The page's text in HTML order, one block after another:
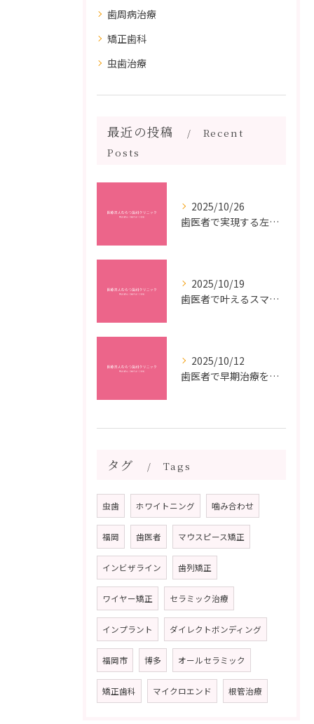
歯周病治療
矯正歯科
虫歯治療
最近の投稿
Recent
Posts
2025/10/26
歯医者で実現する左右対称治療のポイントと矯正治療選びの疑問解決ガイド
2025/10/19
歯医者で叶えるスマイルメイクオーバーなら福岡県福岡市博多区博多駅前の最新矯正治療解説
2025/10/12
歯医者で早期治療を受けるメリットと虫歯悪化を防ぐ最短ステップ
タグ Tags
虫歯 ホワイトニング 噛み合わせ
福岡 歯医者 マウスピース矯正
インビザライン 歯列矯正
ワイヤー矯正 セラミック治療
インプラント ダイレクトボンディング
福岡市 博多 オールセラミック
矯正歯科 マイクロエンド 根管治療